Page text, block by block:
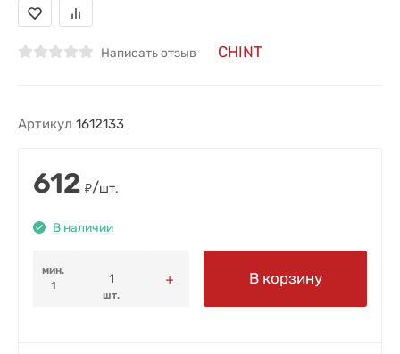
Написать отзыв CHINT
Артикул 1612133
612 ₽/шт.
В наличии
мин.
1
шт.
В корзину